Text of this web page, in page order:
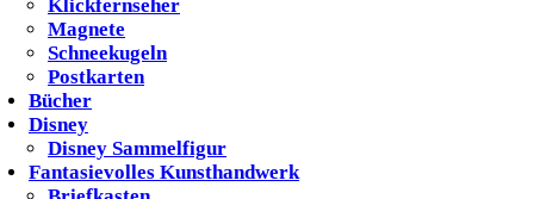
Klickfernseher
Magnete
Schneekugeln
Postkarten
Bücher
Disney
Disney Sammelfigur
Fantasievolles Kunsthandwerk